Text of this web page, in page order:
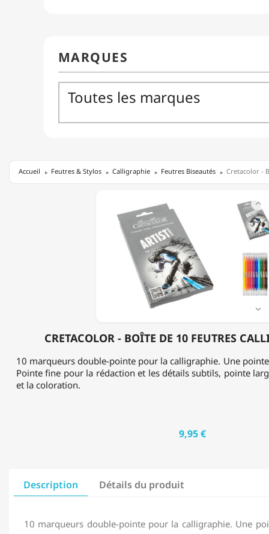
Accueil Feutres & Stylos Calligraphie Feutres Biseautés Cretacolor -
CRETACOLOR - BOÎTE DE 10 FEUTRES


10 marqueurs double-pointe pour la calligraphie. Une
Pointe fine pour la rédaction et les détails subtils, pointe
et la coloration.
9,95 €
Description Détails du produit
10 marqueurs double-pointe pour la calligraphie. Une